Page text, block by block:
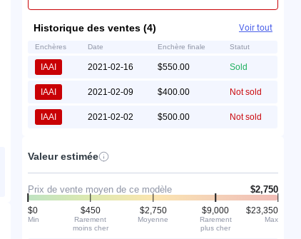
Historique des ventes (4) Voir tout
Enchères Date Enchère finale Statut
IAAI 2021-02-16 $550.00 Sold
IAAI 2021-02-09 $400.00 Not sold
IAAI 2021-02-02 $500.00 Not sold
Valeur estimée
Prix de vente moyen de ce modèle $2,750
$0
Min
$450
Rarement
moins cher
$2,750
Moyenne
$9,000
Rarement
plus cher
$23,350
Max